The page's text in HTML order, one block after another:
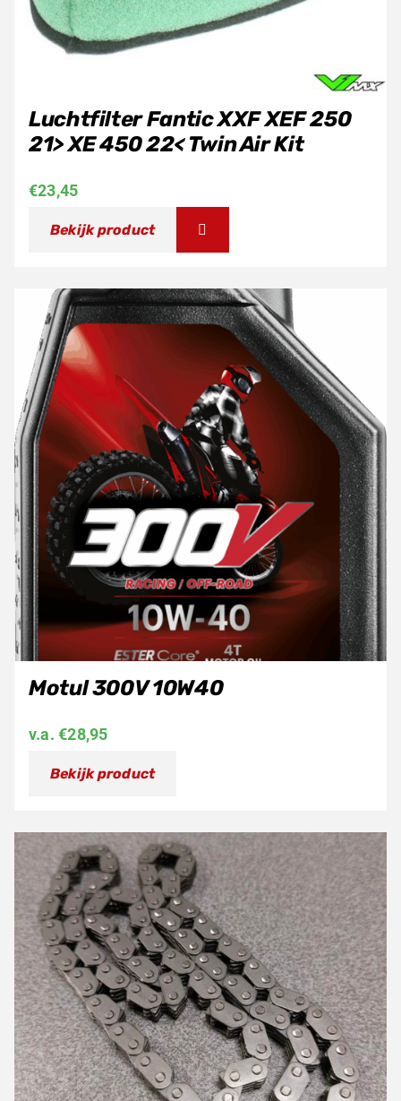
Luchtfilter Fantic XXF XEF 250
21> XE 450 22< Twin Air Kit
€23,45
Bekijk product
Motul 300V 10W40
v.a.€28,95
Bekijk product